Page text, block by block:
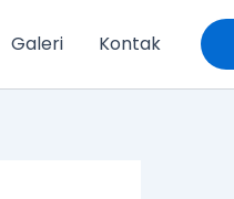
Galeri Kontak